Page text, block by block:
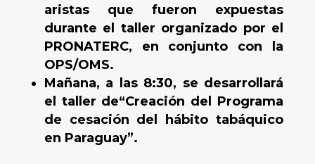
aristas que fueron expuestas
durante el taller organizado por el
PRONATERC, en conjunto con la
OPS/OMS.
Mañana, a las 8:30, se desarrollará
el taller de“Creación del Programa
de cesación del hábito tabáquico
en Paraguay”.